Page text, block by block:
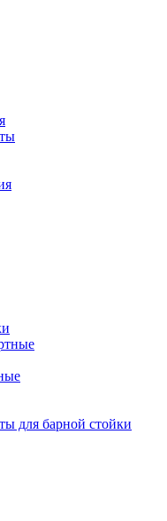
для барной стойки